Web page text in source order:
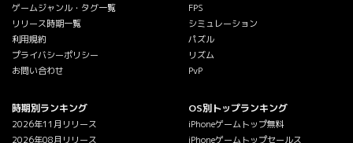
ゲームジャンル・タグ一覧
リリース時期一覧
利用規約
プライバシーポリシー
お問い合わせ
FPS
シミュレーション
パズル
リズム
PvP
時期別ランキング
2026年11月リリース
2026年08月リリース
OS別トップランキング
iPhoneゲームトップ無料
iPhoneゲームトップセールス